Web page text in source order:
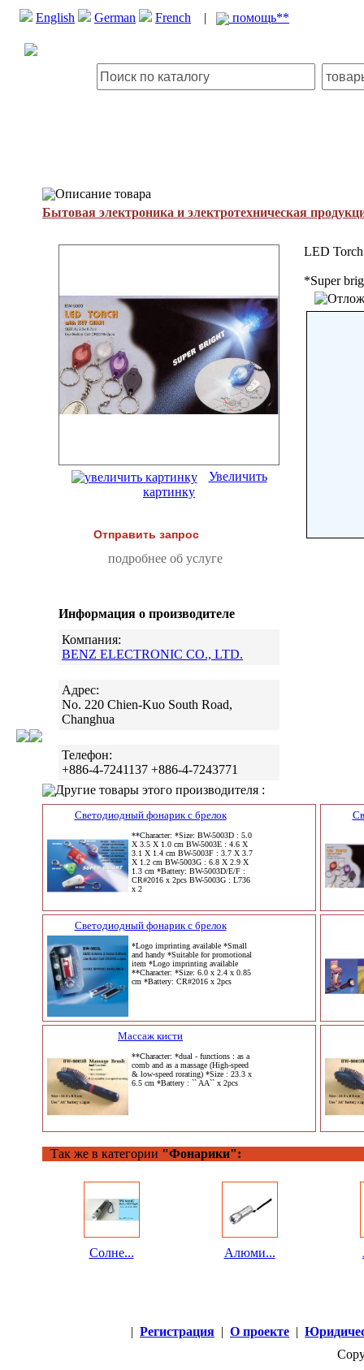
English German French | помощь**
Описание товара
Бытовая электроника и электротехническая
Увеличить
картинку
Отправить запрос
подробнее об услуге
Информация о производителе
Компания:
BENZ ELECTRONIC CO., LTD.
Адрес:
No. 220 Chien-Kuo South Road,
Changhua
Телефон:
+886-4-7241137 +886-4-7243771
LED
*Super
Другие товары этого производителя :
Светодиодный фонарик с брелок
**Character: *Size: BW-5003D : 5.0
X 3.5 X 1.0 cm BW-5003E : 4.6 X
3.1 X 1.4 cm BW-5003F : 3.7 X 3.7
X 1.2 cm BW-5003G : 6.8 X 2.9 X
1.3 cm *Battery: BW-5003D/E/F :
CR#2016 x 2pcs BW-5003G : L736
x 2
Светодиодный фонарик с брелок
*Logo imprinting available *Small
and handy *Suitable for promotional
item *Logo imprinting available
**Character: *Size: 6.0 x 2.4 x 0.85
cm *Battery: CR#2016 x 2pcs
Массаж кисти
**Character: *dual - functions : as a
comb and as a massage (High-speed
& low-speed rorating) *Size : 23.3 x
6.5 cm *Battery : `` AA`` x 2pcs
Так же в категории "Фонарики":
Солне... Алюми...
| Регистрация | О проекте |